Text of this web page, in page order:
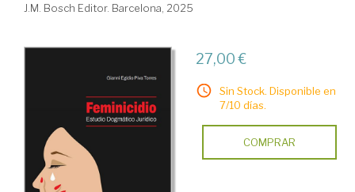
J.M. Bosch Editor. Barcelona, 2025
27,00 €
Sin Stock. Disponible en
7/10 días.
COMPRAR